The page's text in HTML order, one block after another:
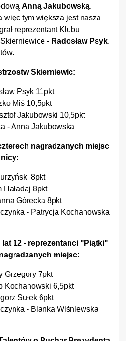
Anną Jakubowską.
więc tym większa jest nasza
reprezentant Klubu
- Radosław Psyk.
Skierniewic:
Psyk 11pkt
Miś 10,5pkt
Jakubowski 10,5pkt
- Anna Jakubowska
nagradzanych miejsc
8pkt
Haładaj 8pkt
Górecka 8pkt
- Patrycja Kochanowska
12 - reprezentanci "Piątki"
miejsc:
Grzegory 7pkt
Kochanowski 6,5pkt
Sułek 6pkt
- Blanka Wiśniewska